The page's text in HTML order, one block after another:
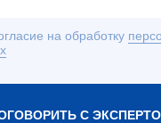
на обработку
С